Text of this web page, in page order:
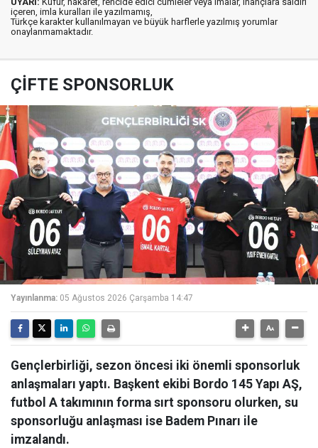
içeren, imla kuralları ile yazılmamış,
Türkçe karakter kullanılmayan ve büyük harflerle yazılmış yorumlar
onaylanmamaktadır.
ÇİFTE SPONSORLUK
Yayınlanma: 05 Ağustos 2026 Çarşamba 14:47
Gençlerbirliği, sezon öncesi iki önemli sponsorluk
anlaşmaları yaptı. Başkent ekibi Bordo 145 Yapı AŞ,
futbol A takımının forma sırt sponsoru olurken, su
sponsorluğu anlaşması ise Badem Pınarı ile
imzalandı.